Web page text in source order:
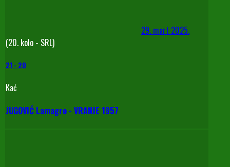
29. mart 2025.
(20. kolo - SRL)
21 - 20
Kać
JUGOVIĆ Lamagro - VRANJE 1957